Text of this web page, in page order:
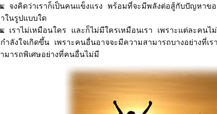
จงคิดว่าเราก็เป็นคนแข็งแรง พร้อมที่จะมีพลังต่อสู้กับปัญหาขอ
ในรูปแบบใด
เราไม่เหมือนใคร และก็ไม่มีใครเหมือนเรา เพราะแต่ละคน
ำลังใจเกิดขึ้น เพราะคนอื่นอาจจะมีความสามารถบางอย่างที่เร
มารถพิเศษอย่างที่คนอื่นไม่มี